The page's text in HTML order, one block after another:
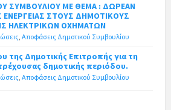
ΣΥΜΒΟΥΛΙΟΥ ΜΕ ΘΕΜΑ : ΔΩΡΕΑΝ
ΕΝΕΡΓΕΙΑΣ ΣΤΟΥΣ ΔΗΜΟΤΙΚΟΥΣ
ΗΛΕΚΤΡΙΚΩΝ ΟΧΗΜΑΤΩΝ
, Αποφάσεις Δημοτικού Συμβουλίου
της Δημοτικής Επιτροπής για τη
δημοτικής περιόδου.
, Αποφάσεις Δημοτικού Συμβουλίου